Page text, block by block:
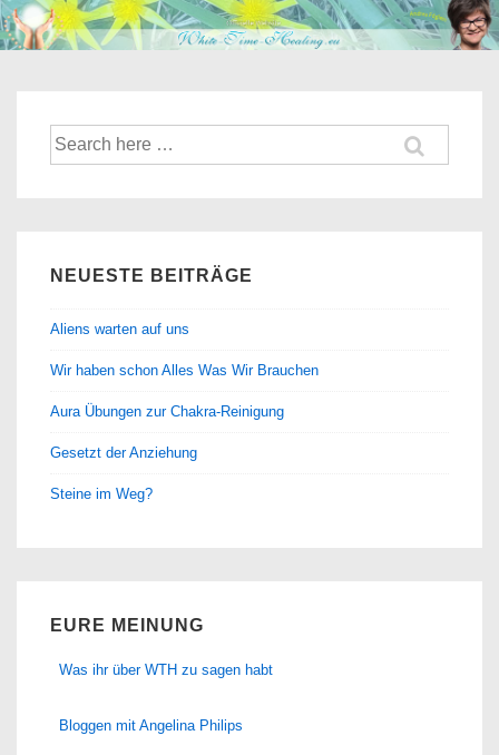
↓
Zum
Suche
nach:
NEUESTE BEITRÄGE
Aliens warten auf uns
Wir haben schon Alles Was Wir Brauchen
Aura Übungen zur Chakra-Reinigung
Gesetzt der Anziehung
Steine im Weg?
EURE MEINUNG
Was ihr über WTH zu sagen habt
Bloggen mit Angelina Philips